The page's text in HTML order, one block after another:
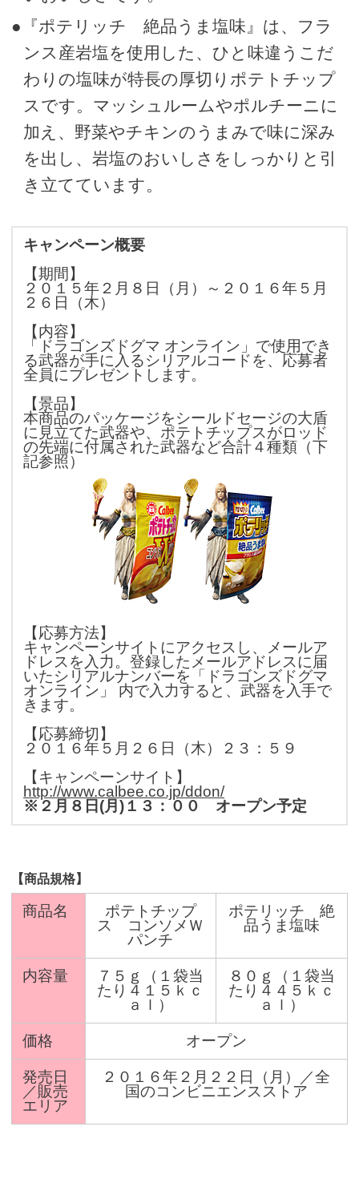
●『ポテリッチ 絶品うま塩味』は、フラ
ンス産岩塩を使用した、ひと味違うこだ
わりの塩味が特長の厚切りポテトチップ
スです。マッシュルームやポルチーニに
加え、野菜やチキンのうまみで味に深み
を出し、岩塩のおいしさをしっかりと引
き立てています。
キャンペーン概要
【期間】
２０１５年２月８日（月）～２０１６年５月
２６日（木）
【内容】
「ドラゴンズドグマ オンライン」で使用でき
る武器が手に入るシリアルコードを、応募者
全員にプレゼントします。
【景品】
本商品のパッケージをシールドセージの大盾
に見立てた武器や、ポテトチップスがロッド
の先端に付属された武器など合計４種類（下
記参照）
【応募方法】
キャンペーンサイトにアクセスし、メールア
ドレスを入力。登録したメールアドレスに届
いたシリアルナンバーを「ドラゴンズドグマ
オンライン」 内で入力すると、武器を入手で
きます。
【応募締切】
２０１６年５月２６日（木）２３：５９
【キャンペーンサイト】
http://www.calbee.co.jp/ddon/
※２月８日(月)１３：００ オープン予定
【商品規格】
商品名
ポテトチップ
ス コンソメＷ
パンチ
ポテリッチ 絶
品うま塩味
内容量
７５ｇ（１袋当
たり４１５ｋｃ
ａｌ）
８０ｇ（１袋当
たり４４５ｋｃ
ａｌ）
価格 オープン
発売日
／販売
エリア
２０１６年２月２２日（月）／全
国のコンビニエンスストア